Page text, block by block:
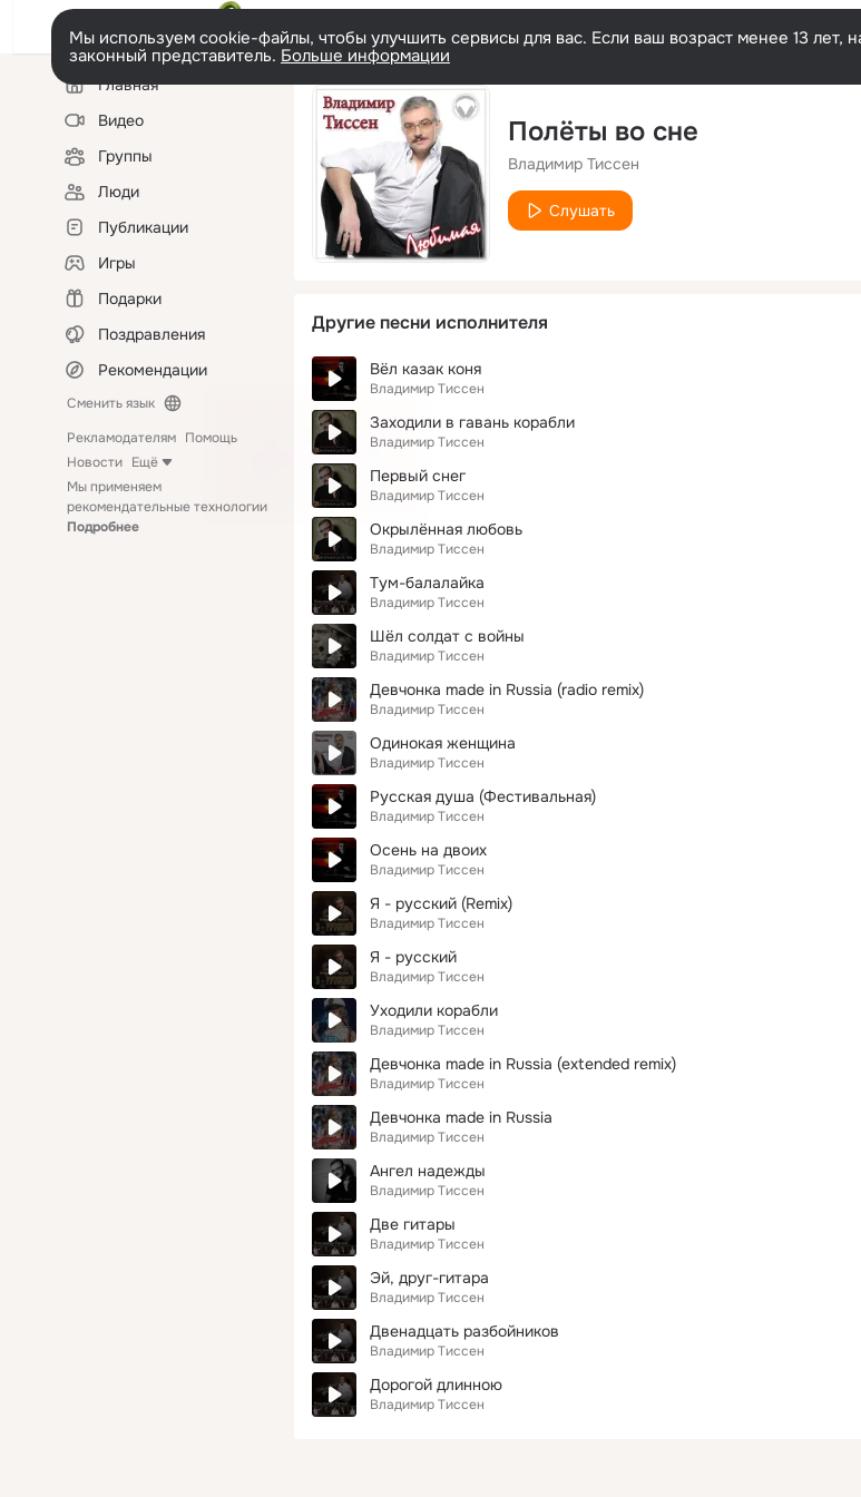
Мы используем cookie-файлы, чтобы улучшить сервисы для вас. Если ваш возраст менее 13 лет,
законный представитель. Больше информации
Левая
колонкаГлавная
Видео
Группы
Люди
Публикации
Игры
Подарки
Поздравления
Рекомендации
Сменить язык
Рекламодателям Помощь
Новости Ещё
Мы применяем
рекомендательные технологии
Подробнее
Полёты во сне
Владимир Тиссен
Слушать
Другие песни исполнителя
Вёл казак коня
Владимир Тиссен
Заходили в гавань корабли
Владимир Тиссен
Первый снег
Владимир Тиссен
Окрылённая любовь
Владимир Тиссен
Тум-балалайка
Владимир Тиссен
Шёл солдат с войны
Владимир Тиссен
Девчонка made in Russia (radio remix)
Владимир Тиссен
Одинокая женщина
Владимир Тиссен
Русская душа (Фестивальная)
Владимир Тиссен
Осень на двоих
Владимир Тиссен
Я - русский (Remix)
Владимир Тиссен
Я - русский
Владимир Тиссен
Уходили корабли
Владимир Тиссен
Девчонка made in Russia (extended remix)
Владимир Тиссен
Девчонка made in Russia
Владимир Тиссен
Ангел надежды
Владимир Тиссен
Две гитары
Владимир Тиссен
Эй, друг-гитара
Владимир Тиссен
Двенадцать разбойников
Владимир Тиссен
Дорогой длинною
Владимир Тиссен